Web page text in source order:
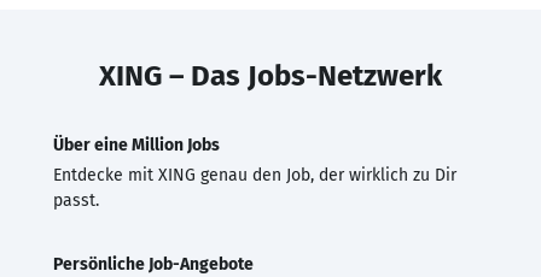
XING – Das Jobs-Netzwerk
Über eine Million Jobs
Entdecke mit XING genau den Job, der wirklich zu Dir
passt.
Persönliche Job-Angebote